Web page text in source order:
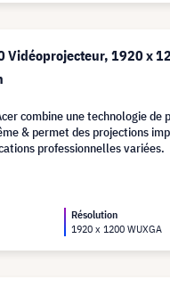
Vidéoprojecteur, 1920 x
combine une technologie de
& permet des projections
professionnelles variées.
Résolution
1920 x 1200 WUXGA